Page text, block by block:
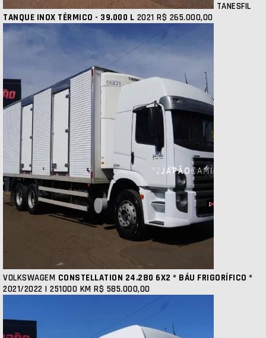
TANESFIL
TANQUE INOX TÉRMICO - 39.000 L 2021 R$ 265.000,00
VOLKSWAGEM CONSTELLATION 24.280 6X2 * BÁU FRIGORÍFICO *
2021/2022 | 251000 KM R$ 585.000,00